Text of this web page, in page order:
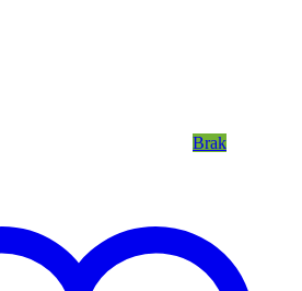
Brak